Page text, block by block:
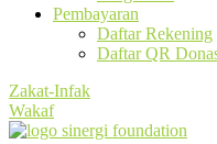
Pembayaran
Daftar Rekening
Daftar QR
Zakat-Infak
Wakaf